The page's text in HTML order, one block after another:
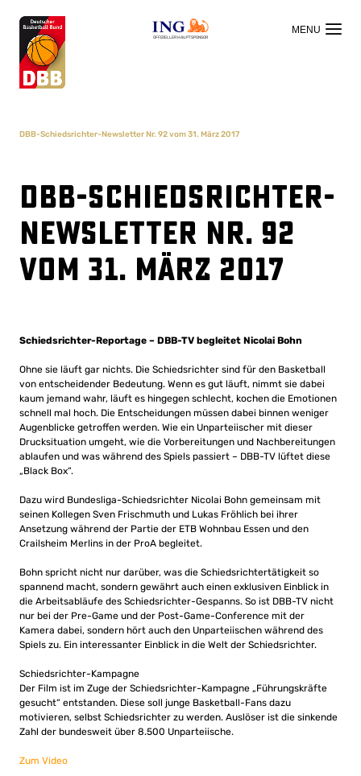
OFFIZIELLER HAUPTSPONSOR
DBB-Schiedsrichter-Newsletter Nr. 92 vom 31. März 2017
DBB-Schiedsrichter-
Newsletter Nr. 92
vom 31. März 2017
Schiedsrichter-Reportage – DBB-TV begleitet Nicolai Bohn
Ohne sie läuft gar nichts. Die Schiedsrichter sind für den Basketball
von entscheidender Bedeutung. Wenn es gut läuft, nimmt sie dabei
kaum jemand wahr, läuft es hingegen schlecht, kochen die Emotionen
schnell mal hoch. Die Entscheidungen müssen dabei binnen weniger
Augenblicke getroffen werden. Wie ein Unparteiischer mit dieser
Drucksituation umgeht, wie die Vorbereitungen und Nachbereitungen
ablaufen und was während des Spiels passiert – DBB-TV lüftet diese
„Black Box“.
Dazu wird Bundesliga-Schiedsrichter Nicolai Bohn gemeinsam mit
seinen Kollegen Sven Frischmuth und Lukas Fröhlich bei ihrer
Ansetzung während der Partie der ETB Wohnbau Essen und den
Crailsheim Merlins in der ProA begleitet.
Bohn spricht nicht nur darüber, was die Schiedsrichtertätigkeit so
spannend macht, sondern gewährt auch einen exklusiven Einblick in
die Arbeitsabläufe des Schiedsrichter-Gespanns. So ist DBB-TV nicht
nur bei der Pre-Game und der Post-Game-Conference mit der
Kamera dabei, sondern hört auch den Unparteiischen während des
Spiels zu. Ein interessanter Einblick in die Welt der Schiedsrichter.
Schiedsrichter-Kampagne
Der Film ist im Zuge der Schiedsrichter-Kampagne „Führungskräfte
gesucht“ entstanden. Diese soll junge Basketball-Fans dazu
motivieren, selbst Schiedsrichter zu werden. Auslöser ist die sinkende
Zahl der bundesweit über 8.500 Unparteiische.
Zum Video